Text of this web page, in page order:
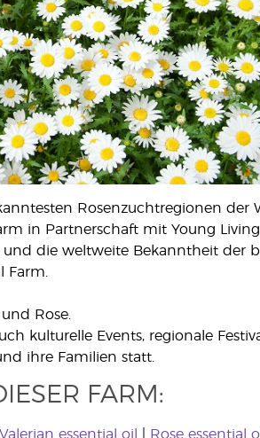
Rosenzuchtregionen der
in Partnerschaft mit Young
die weltweite Bekanntheit der
Farm.
Rose.
kulturelle Events, regionale
ihre Familien statt.
FARM:
Valerian essential oil Rose essential